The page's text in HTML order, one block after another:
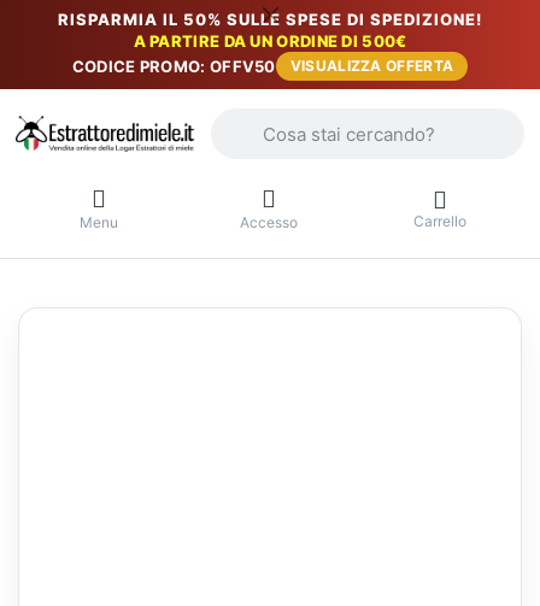
RISPARMIA IL 50% SULLE SPESE DI SPEDIZIONE!
A PARTIRE DA UN ORDINE DI 500€
CODICE PROMO: OFFV50
VISUALIZZA OFFERTA
Menu Accesso Carrello